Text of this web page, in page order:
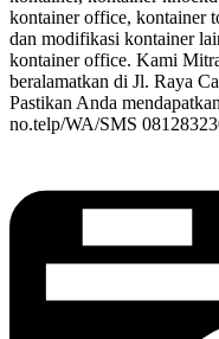
kontainer office, kontainer
dan modifikasi kontainer
kontainer office. Kami
beralamatkan di Jl. Raya
Pastikan Anda
no.telp/WA/SMS